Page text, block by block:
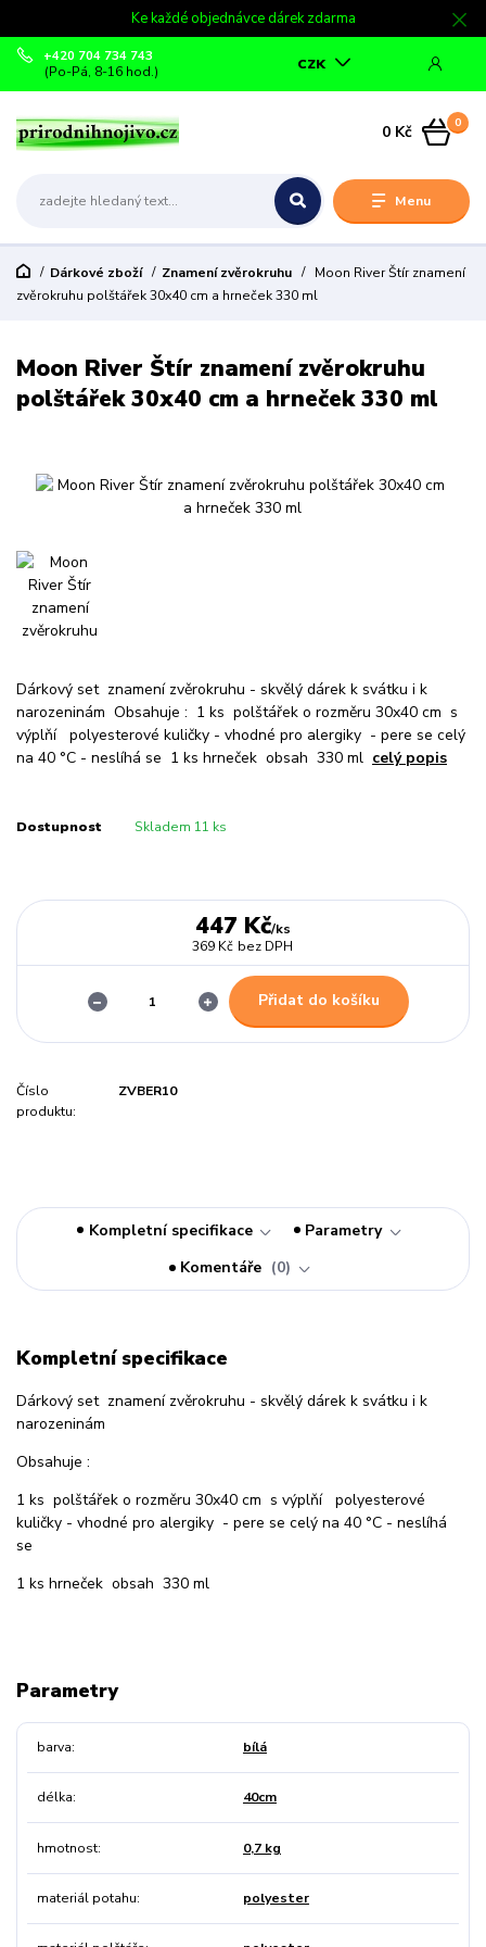
Ke každé objednávce dárek zdarma
Menu
CZK
+420 704 734 743
(Po-Pá, 8-16 hod.)
0
0 Kč
Dárkové zboží Znamení zvěrokruhu
Moon River Štír znamení
zvěrokruhu polštářek 30x40 cm a hrneček 330 ml
Moon River Štír znamení zvěrokruhu
polštářek 30x40 cm a hrneček 330 ml
Dárkový set znamení zvěrokruhu - skvělý dárek k svátku i k
narozeninám Obsahuje : 1 ks polštářek o rozměru 30x40 cm s
výplňí polyesterové kuličky - vhodné pro alergiky - pere se celý
na 40 °C - neslíhá se 1 ks hrneček obsah 330 ml celý popis
Dostupnost Skladem 11 ks
447 Kč/ks
369 Kč bez DPH
Přidat do košíku
Číslo
produktu:
ZVBER10
Kompletní specifikace
Parametry
Komentáře
0
Kompletní specifikace
Dárkový set znamení zvěrokruhu - skvělý dárek k svátku i k
narozeninám
Obsahuje :
1 ks polštářek o rozměru 30x40 cm s výplňí polyesterové
kuličky - vhodné pro alergiky - pere se celý na 40 °C - neslíhá
se
1 ks hrneček obsah 330 ml
Parametry
barva bílá
délka 40cm
hmotnost 0,7 kg
materiál potahu polyester